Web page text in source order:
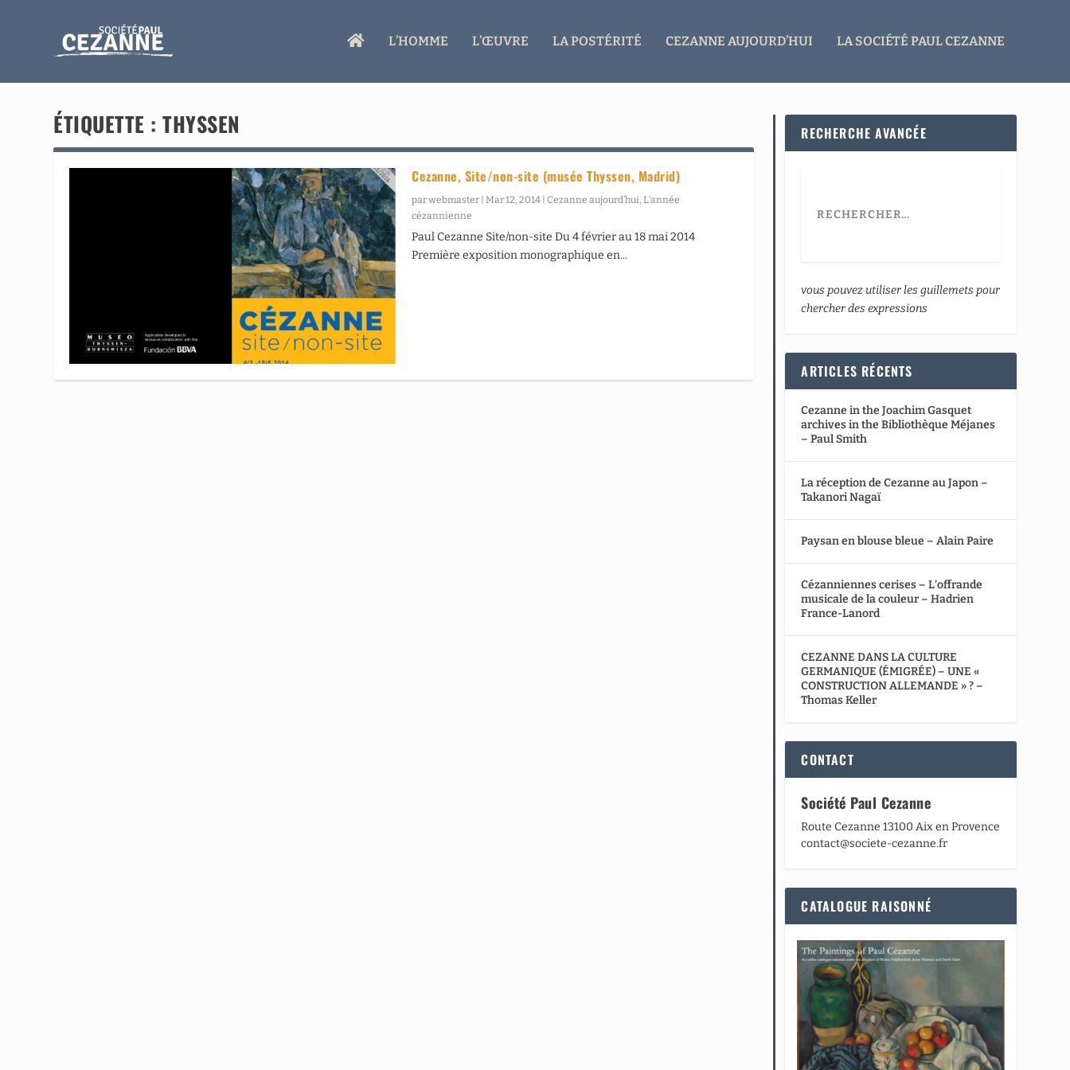
A
L’HOMME L’ŒUVRE LA POSTÉRITÉ CEZANNE AUJOURD’HUI LA SOCIÉTÉ PAUL CEZANNE
ÉTIQUETTE :THYSSEN
Cezanne, Site/non-site (musée Thyssen, Madrid)
parwebmaster |Mar 12, 2014 |Cezanne aujourd’hui,L’année
cézannienne
Paul Cezanne Site/non-site Du 4 février au 18 mai 2014
Première exposition monographique en...
RECHERCHE AVANCÉE
vous pouvez utiliser les guillemets pour
chercher des expressions
ARTICLES RÉCENTS
Cezanne in the Joachim Gasquet
archives in the Bibliothèque Méjanes
– Paul Smith
La réception de Cezanne au Japon –
Takanori Nagaï
Paysan en blouse bleue – Alain Paire
Cézanniennes cerises – L’offrande
musicale de la couleur – Hadrien
France-Lanord
CEZANNE DANS LA CULTURE
GERMANIQUE (ÉMIGRÉE) – UNE «
CONSTRUCTION ALLEMANDE » ? –
Thomas Keller
CONTACT
Société Paul Cezanne
Route Cezanne 13100 Aix en Provence
contact@societe-cezanne.fr
CATALOGUE RAISONNÉ